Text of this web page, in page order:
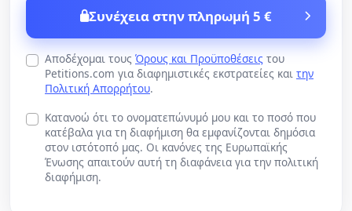
Συνέχεια στην πληρωμή 5 €
Αποδέχομαι τους Όρους και Προϋποθέσεις του
Petitions.com για διαφημιστικές εκστρατείες και την
Πολιτική Απορρήτου.
Κατανοώ ότι το ονοματεπώνυμό μου και το ποσό που
κατέβαλα για τη διαφήμιση θα εμφανίζονται δημόσια
στον ιστότοπό μας. Οι κανόνες της Ευρωπαϊκής
Ένωσης απαιτούν αυτή τη διαφάνεια για την πολιτική
διαφήμιση.